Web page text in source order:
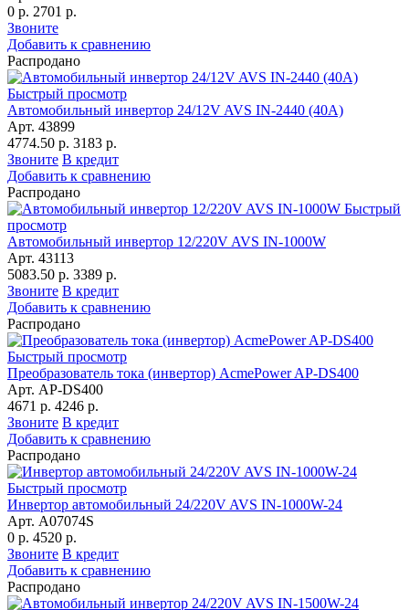
0 р. 2701 р.
Звоните
Добавить к сравнению
Распродано
Быстрый просмотр
Автомобильный инвертор 24/12V AVS IN-2440 (40A)
Арт. 43899
4774.50 р. 3183 р.
Звоните В кредит
Добавить к сравнению
Распродано
Быстрый
просмотр
Автомобильный инвертор 12/220V AVS IN-1000W
Арт. 43113
5083.50 р. 3389 р.
Звоните В кредит
Добавить к сравнению
Распродано
Быстрый просмотр
Преобразователь тока (инвертор) AcmePower AP-DS400
Арт. AP-DS400
4671 р. 4246 р.
Звоните В кредит
Добавить к сравнению
Распродано
Быстрый просмотр
Инвертор автомобильный 24/220V AVS IN-1000W-24
Арт. A07074S
0 р. 4520 р.
Звоните В кредит
Добавить к сравнению
Распродано